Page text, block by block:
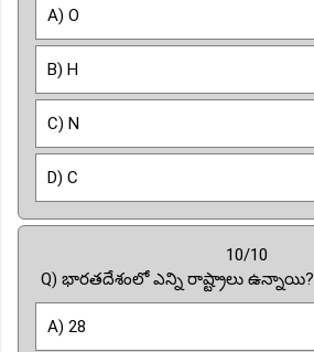
A) O
B) H
C) N
D) C
10/10
Q) భారతదేశంలో ఎన్ని రాష్ట్రాలు ఉన్నాయి?
A) 28